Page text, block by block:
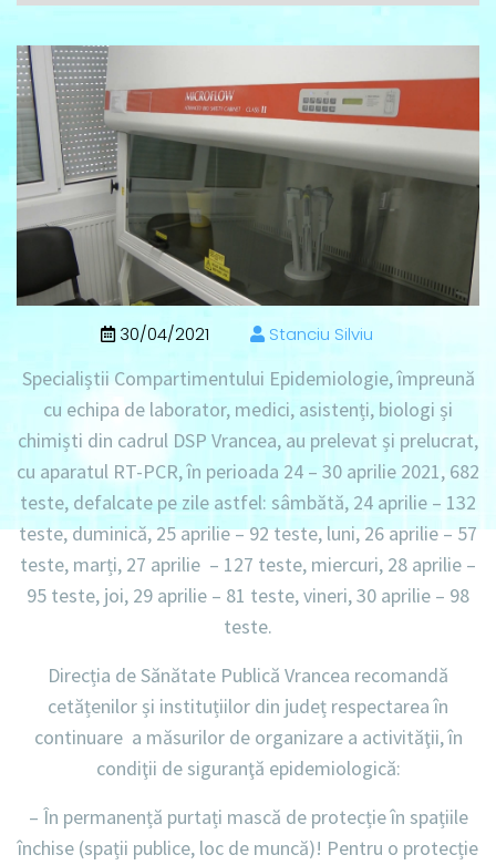
30/04/2021 Stanciu Silviu
Specialiștii Compartimentului Epidemiologie, împreună
cu echipa de laborator, medici, asistenți, biologi și
chimiști din cadrul DSP Vrancea, au prelevat și prelucrat,
cu aparatul RT-PCR, în perioada 24 – 30 aprilie 2021, 682
teste, defalcate pe zile astfel: sâmbătă, 24 aprilie – 132
teste, duminică, 25 aprilie – 92 teste, luni, 26 aprilie – 57
teste, marți, 27 aprilie – 127 teste, miercuri, 28 aprilie –
95 teste, joi, 29 aprilie – 81 teste, vineri, 30 aprilie – 98
teste.
Direcția de Sănătate Publică Vrancea recomandă
cetățenilor și instituțiilor din județ respectarea în
continuare a măsurilor de organizare a activităţii, în
condiţii de siguranţă epidemiologică:
– În permanență purtați mască de protecție în spațiile
închise (spații publice, loc de muncă)! Pentru o protecție